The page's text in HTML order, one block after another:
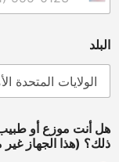
ن
البلد
هل أنت موزع أو
ذلك؟ (هذا الجهاز